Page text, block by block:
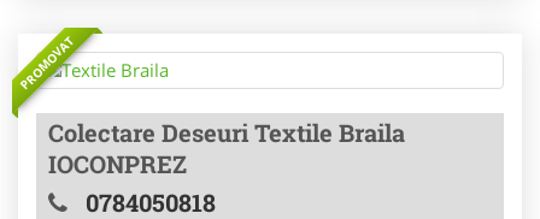
PROMOVAT
Colectare Deseuri Textile Braila
IOCONPREZ
0784050818